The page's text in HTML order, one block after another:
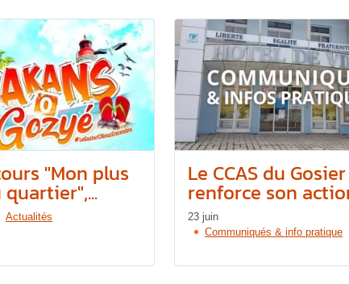
"Mon plus
quartier",...
Actualités
Le CCAS du Gosier
renforce son
23 juin
Communiqués & info pratique